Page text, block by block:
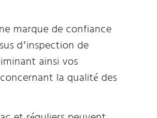
marque de confiance
d’inspection de
ainsi vos
la qualité des